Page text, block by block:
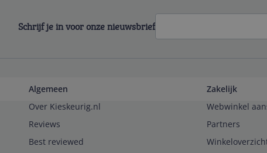
Schrijf je in voor onze nieuwsbrief
Algemeen
Over Kieskeurig.nl
Reviews
Best reviewed
Zakelijk
Webwinkel
Partners